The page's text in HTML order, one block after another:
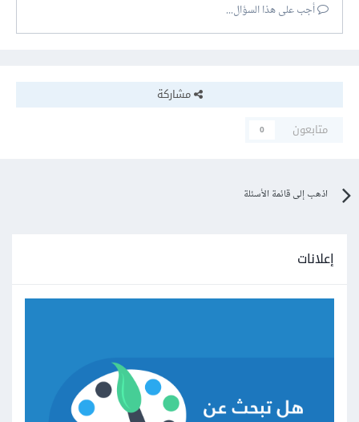
أجب على هذا السؤال...
مشاركة
متابعون
0
اذهب إلى قائمة الأسئلة
إعلانات